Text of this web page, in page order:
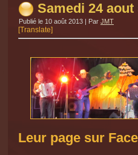
Samedi 24
Publié le 10 août 2013 Par JMT
[Translate]
Leur page sur